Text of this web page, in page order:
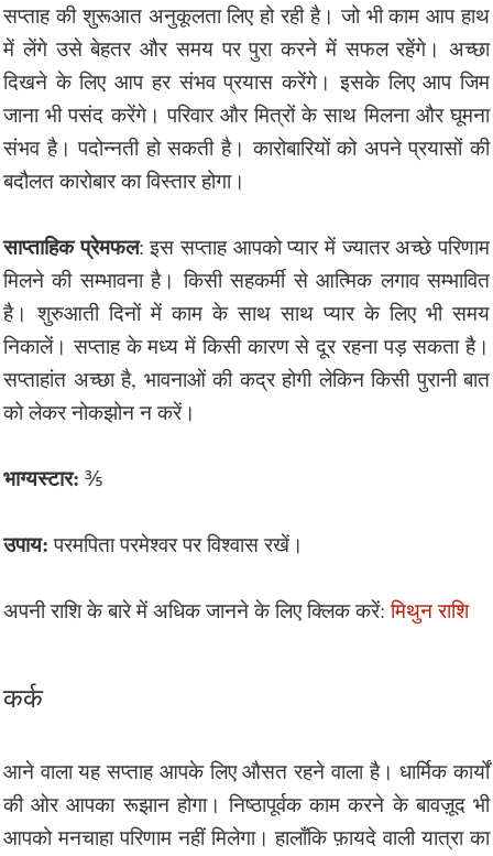
सप्ताह की शुरूआत अनुकूलता लिए हो रही है। जो भी काम आप हाथ
में लेंगे उसे बेहतर और समय पर पुरा करने में सफल रहेंगे। अच्छा
दिखने के लिए आप हर संभव प्रयास करेंगे। इसके लिए आप जिम
जाना भी पसंद करेंगे। परिवार और मित्रों के साथ मिलना और घूमना
संभव है। पदोन्नती हो सकती है। कारोबारियों को अपने प्रयासों की
बदौलत कारोबार का विस्तार होगा।
साप्ताहिक प्रेमफल: इस सप्ताह आपको प्यार में ज्यातर अच्छे परिणाम
मिलने की सम्भावना है। किसी सहकर्मी से आत्मिक लगाव सम्भावित
है। शुरुआती दिनों में काम के साथ साथ प्यार के लिए भी समय
निकालें। सप्ताह के मध्य में किसी कारण से दूर रहना पड़ सकता है।
सप्ताहांत अच्छा है, भावनाओं की कद्र होगी लेकिन किसी पुरानी बात
को लेकर नोकझोन न करें।
भाग्यस्टार: ⅗
उपाय:परमपिता परमेश्वर पर विश्वास रखें।
अपनी राशि के बारे में अधिक जानने के लिए क्लिक करें:मिथुन राशि
कर्क
आने वाला यह सप्ताह आपके लिए औसत रहने वाला है। धार्मिक कार्यों
की ओर आपका रूझान होगा। निष्ठापूर्वक काम करने के बावज़ूद भी
आपको मनचाहा परिणाम नहीं मिलेगा। हालाँकि फ़ायदे वाली यात्रा का